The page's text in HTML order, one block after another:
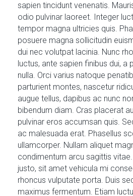
sapien tincidunt venenatis.
odio pulvinar laoreet. Integer
tempor magna ultricies quis.
posuere magna sollicitudin
dui nec volutpat lacinia. Nunc
luctus, ante sapien finibus dui, a
nulla. Orci varius natoque
parturient montes, nascetur
augue tellus, dapibus ac nunc
bibendum diam. Cras placerat
pulvinar eros accumsan quis.
ac malesuada erat. Phasellus
ullamcorper. Nullam aliquet
condimentum arcu sagittis
justo, sit amet vehicula mi
rhoncus vulputate porta. Duis
maximus fermentum. Etiam